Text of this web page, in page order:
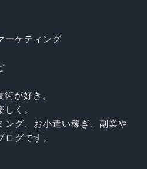
ーケティング
が好き。
く。
ング、お小遣い稼ぎ、副業や
グです。